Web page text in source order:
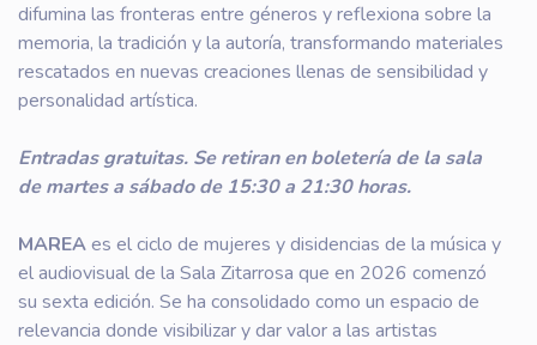
difumina las fronteras entre géneros y reflexiona sobre la
memoria, la tradición y la autoría, transformando materiales
rescatados en nuevas creaciones llenas de sensibilidad y
personalidad artística.
Entradas gratuitas. Se retiran en boletería de la sala
de martes a sábado de 15:30 a 21:30 horas.
MAREAes el ciclo de mujeres y disidencias de la música y
el audiovisual de la Sala Zitarrosa que en 2026 comenzó
su sexta edición. Se ha consolidado como un espacio de
relevancia donde visibilizar y dar valor a las artistas